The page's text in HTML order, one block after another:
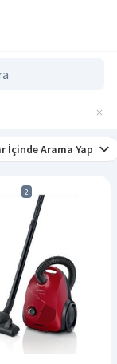
İçinde Arama Yap
2